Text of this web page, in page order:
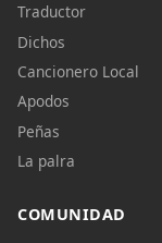
Traductor
Dichos
Cancionero Local
Apodos
Peñas
La palra
COMUNIDAD